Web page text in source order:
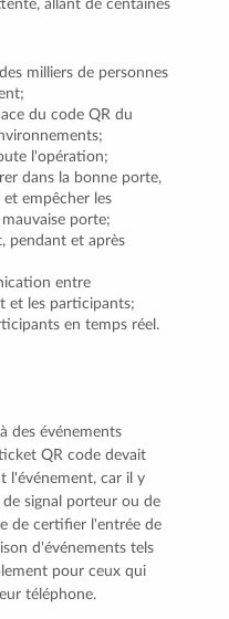
allant de centaines
milliers de personnes
du code QR du
l'opération;
dans la bonne porte,
et empêcher les
porte;
pendant et après
entre
et les participants;
en temps réel.
des événements
QR code devait
l'événement, car il y
signal porteur ou de
de certifier l'entrée de
d'événements tels
pour ceux qui
téléphone.